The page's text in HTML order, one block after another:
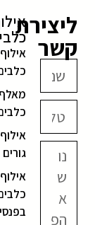
ליצירת
קשר
אילוף
מאלף
אילוף
גורים
אילוף